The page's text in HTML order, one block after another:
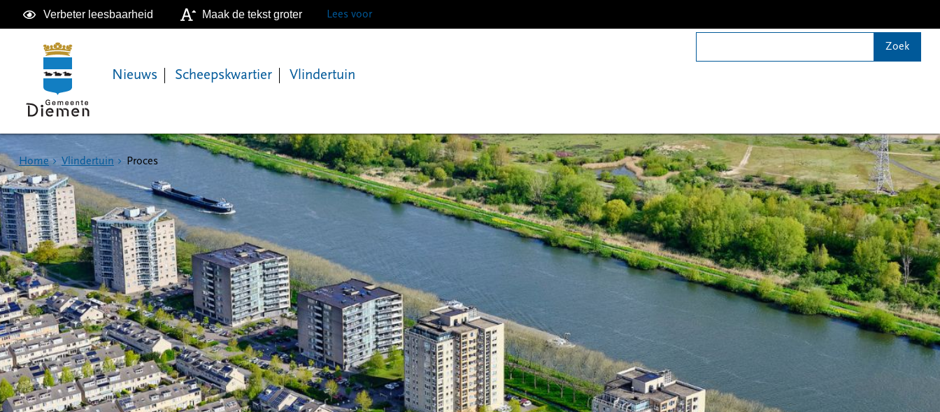
Verbeter leesbaarheid Maak de tekst groter Lees voor
Nieuws Scheepskwartier Vlindertuin
Home Vlindertuin Proces